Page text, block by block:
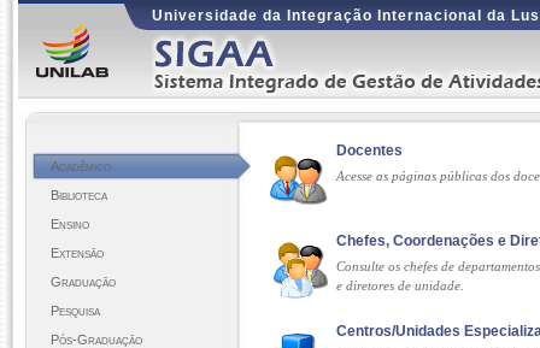
Universidade da Integração Internacional da
Acadêmico
Biblioteca
Ensino
Extensão
Graduação
Pesquisa
Pós-Graduação
Docentes
Acesse as páginas públicas dos
Chefes, Coordenações e
Consulte os chefes de
e diretores de unidade.
Centros/Unidades